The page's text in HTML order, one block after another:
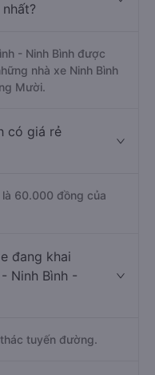
- Ninh Bình được
nhà xe Ninh Bình
Mười.
có giá rẻ
60.000 đồng của
đang khai
Ninh Bình -
tuyến đường.